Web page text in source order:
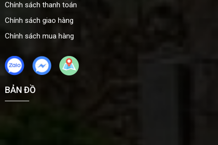
Chính sách thanh toán
Chính sách giao hàng
Chính sách mua hàng
BẢN ĐỒ